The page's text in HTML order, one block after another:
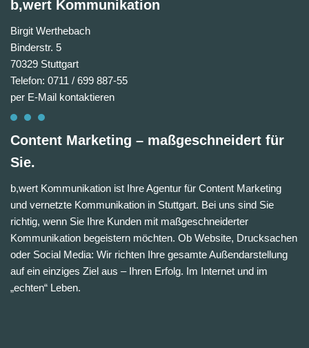
b,wert Kommunikation
Birgit Werthebach
Binderstr. 5
70329 Stuttgart
Telefon: 0711 / 699 887-55
per E-Mail kontaktieren
Content Marketing – maßgeschneidert für
Sie.
b,wert Kommunikation ist Ihre Agentur für Content Marketing
und vernetzte Kommunikation in Stuttgart. Bei uns sind Sie
richtig, wenn Sie Ihre Kunden mit maßgeschneiderter
Kommunikation begeistern möchten. Ob Website, Drucksachen
oder Social Media: Wir richten Ihre gesamte Außendarstellung
auf ein einziges Ziel aus – Ihren Erfolg. Im Internet und im
„echten“ Leben.